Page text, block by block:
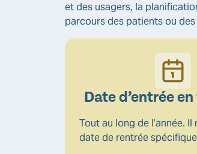
et des usagers, la
parcours des patients ou des
Date d’entrée
Tout au long de l’année. Il
date de rentrée